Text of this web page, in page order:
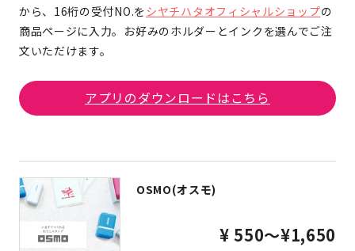
から、16桁の受付NO.をシヤチハタオフィシャルショップの
商品ページに入力。お好みのホルダーとインクを選んでご注
文いただけます。
アプリのダウンロードはこちら
OSMO(オスモ)
¥ 550～¥1,650